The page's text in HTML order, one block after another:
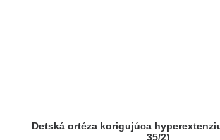
Detská ortéza korigujúca
35/2)